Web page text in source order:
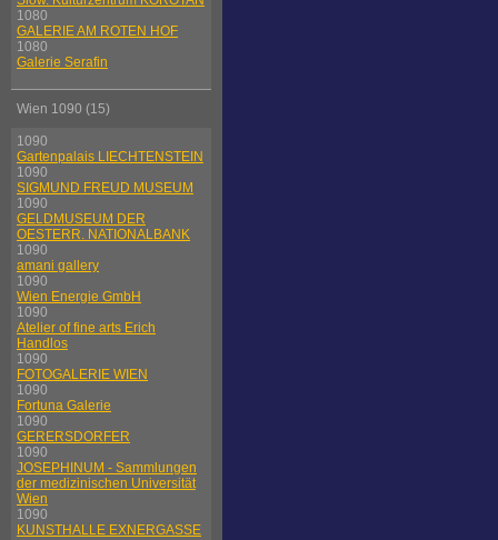
1080
GALERIE AM ROTEN HOF
1080
Galerie Serafin
Wien 1090 (15)
1090
Gartenpalais LIECHTENSTEIN
1090
SIGMUND FREUD MUSEUM
1090
GELDMUSEUM DER
OESTERR. NATIONALBANK
1090
amani gallery
1090
Wien Energie GmbH
1090
Atelier of fine arts Erich
Handlos
1090
FOTOGALERIE WIEN
1090
Fortuna Galerie
1090
GERERSDORFER
1090
JOSEPHINUM - Sammlungen
der medizinischen Universität
Wien
1090
KUNSTHALLE EXNERGASSE